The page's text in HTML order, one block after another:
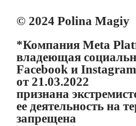
© 2024 Polina Magiy
*Компания Meta
владеющая
Facebook и
от 21.03.2022
признана
ее деятельность на
запрещена